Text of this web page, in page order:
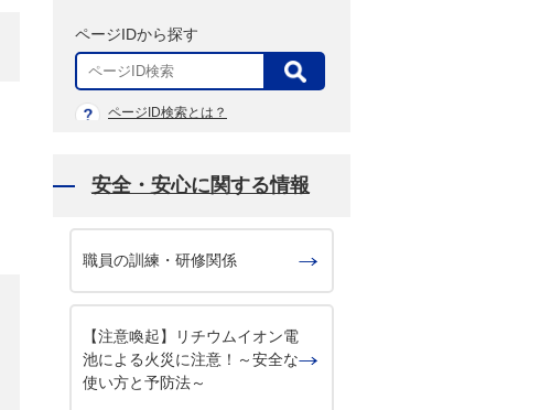
ページIDから探す
表
ページID検索とは？
安全・安心に関する情報
職員の訓練・研修関係
【注意喚起】リチウムイオン電
池による火災に注意！～安全な
使い方と予防法～